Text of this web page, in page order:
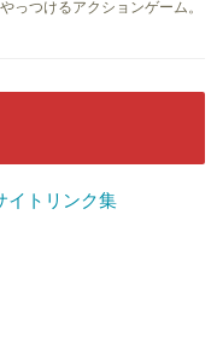
っつけるアクションゲーム。
イトリンク集